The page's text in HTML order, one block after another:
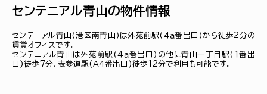
センテニアル青山の物件情報
センテニアル青山(港区南青山)は外苑前駅(４ａ番出口)から徒歩2分の
賃貸オフィスです。
センテニアル青山は外苑前駅(４ａ番出口)の他に青山一丁目駅(１番出
口)徒歩7分、表参道駅(Ａ４番出口)徒歩12分で利用も可能です。